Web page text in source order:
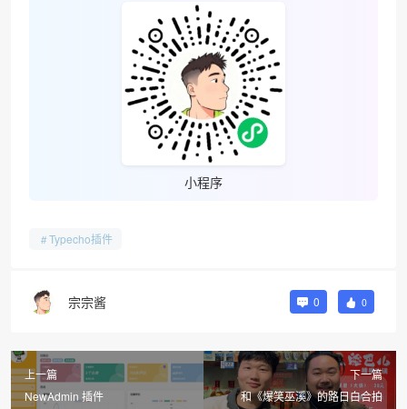
小程序
Typecho插件
宗宗酱 0 0
上一篇
NewAdmin 插件
下一篇
和《爆笑巫溪》的路日白合拍